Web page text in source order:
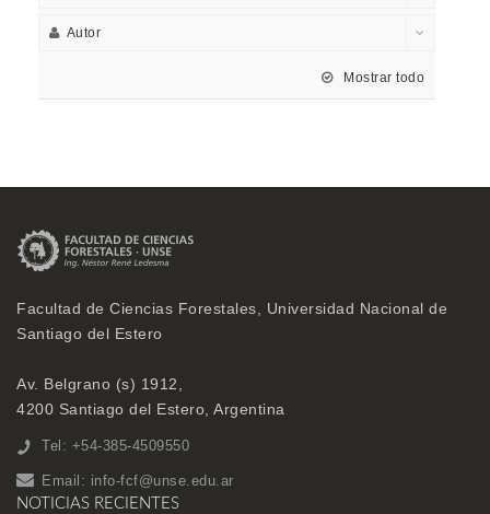
Autor
Mostrar todo
Facultad de Ciencias Forestales, Universidad Nacional de
Santiago del Estero
Av. Belgrano (s) 1912,
4200 Santiago del Estero, Argentina
Tel: +54-385-4509550
Email: info-fcf@unse.edu.ar
NOTICIAS RECIENTES